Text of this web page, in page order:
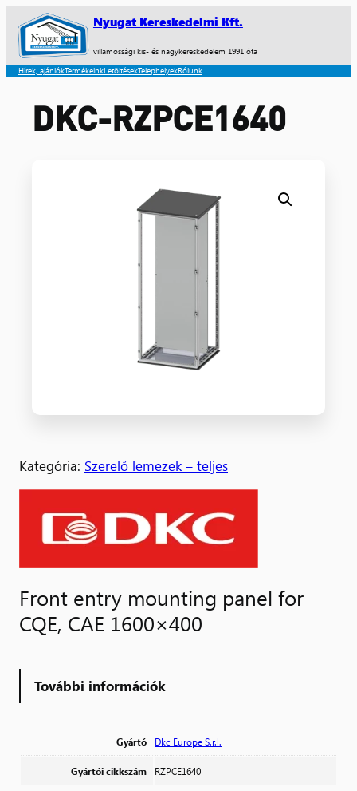
Nyugat Kereskedelmi Kft.
villamossági kis- és nagykereskedelem 1991 óta
Hírek, ajánlókTermékeinkLetöltésekTelephelyekRólunk
DKC-RZPCE1640
Kategória: Szerelő lemezek – teljes
Front entry mounting panel for
CQE, CAE 1600×400
További információk
Gyártó Dkc Europe S.r.l.
Gyártói cikkszám RZPCE1640